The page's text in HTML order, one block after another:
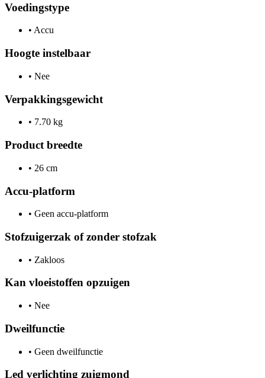
Voedingstype
• Accu
Hoogte instelbaar
• Nee
Verpakkingsgewicht
• 7.70 kg
Product breedte
• 26 cm
Accu-platform
• Geen accu-platform
Stofzuigerzak of zonder stofzak
• Zakloos
Kan vloeistoffen opzuigen
• Nee
Dweilfunctie
• Geen dweilfunctie
Led verlichting zuigmond